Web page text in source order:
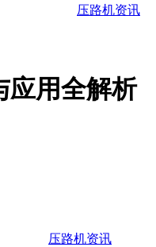
压路机资讯
应用全解析
压路机资讯